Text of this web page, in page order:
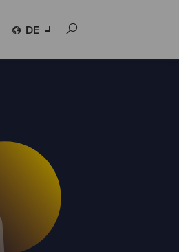
DE